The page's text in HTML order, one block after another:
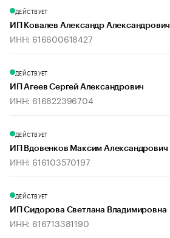
ДЕЙСТВУЕТ
ИП Ковалев Александр Александрович
ИНН: 616600618427
ДЕЙСТВУЕТ
ИП Агеев Сергей Александрович
ИНН: 616822396704
ДЕЙСТВУЕТ
ИП Вдовенков Максим Александрович
ИНН: 616103570197
ДЕЙСТВУЕТ
ИП Сидорова Светлана Владимировна
ИНН: 616713381190